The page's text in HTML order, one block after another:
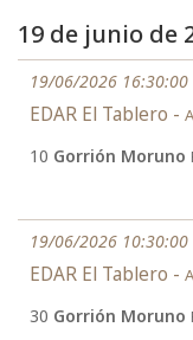
19 de junio de
19/06/2026 16:30:00
EDAR El Tablero -
10 Gorrión Moruno
19/06/2026 10:30:00
EDAR El Tablero -
30 Gorrión Moruno